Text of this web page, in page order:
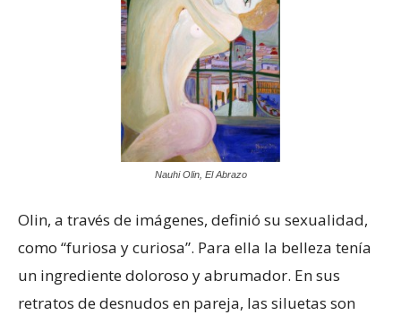
Nauhi Olin, El Abrazo
Olin, a través de imágenes, definió su sexualidad,
como “furiosa y curiosa”. Para ella la belleza tenía
un ingrediente doloroso y abrumador. En sus
retratos de desnudos en pareja, las siluetas son